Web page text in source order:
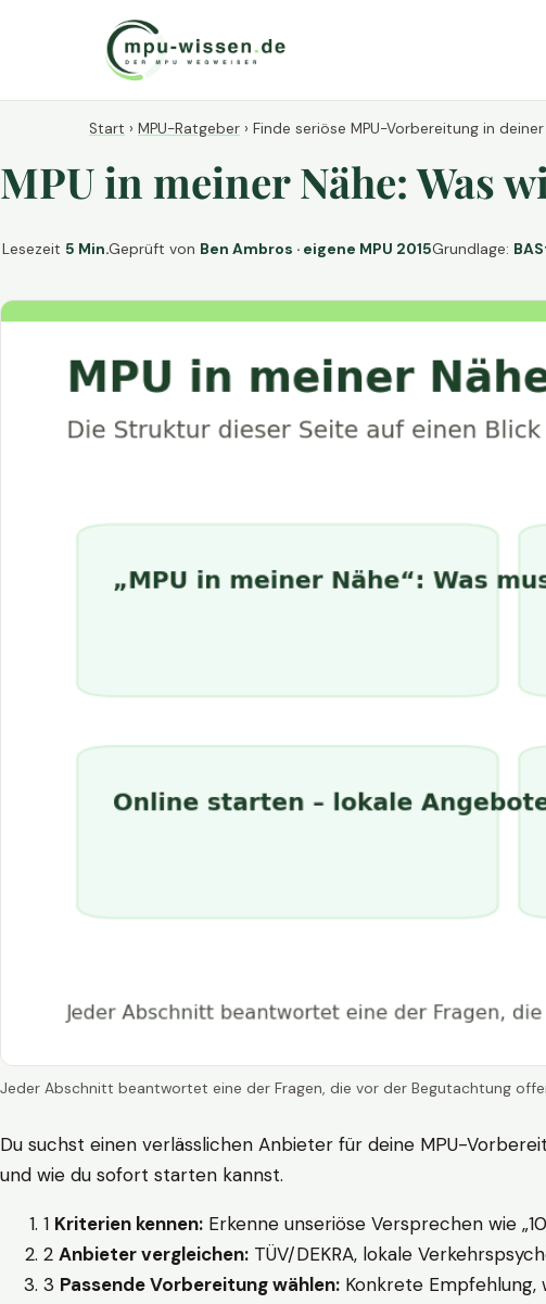
Start › MPU-Ratgeber › Finde seriöse MPU-Vorbereitung in
MPU in meiner Nähe: Was
Lesezeit 5 Min.Geprüft von Ben Ambros · eigene MPU 2015Grundlage:
Jeder Abschnitt beantwortet eine der Fragen, die vor der Begutachtung
Du suchst einen verlässlichen Anbieter für deine MPU-
und wie du sofort starten kannst.
1 Kriterien kennen: Erkenne unseriöse Versprechen wie
2 Anbieter vergleichen: TÜV/DEKRA, lokale
3 Passende Vorbereitung wählen: Konkrete Empfehlung,